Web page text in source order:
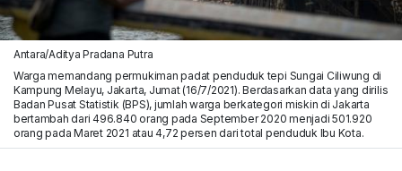
Antara/Aditya Pradana Putra
Warga memandang permukiman padat penduduk tepi Sungai Ciliwung di
Kampung Melayu, Jakarta, Jumat (16/7/2021). Berdasarkan data yang dirilis
Badan Pusat Statistik (BPS), jumlah warga berkategori miskin di Jakarta
bertambah dari 496.840 orang pada September 2020 menjadi 501.920
orang pada Maret 2021 atau 4,72 persen dari total penduduk Ibu Kota.